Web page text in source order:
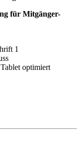
für Mitgänger-
1
optimiert